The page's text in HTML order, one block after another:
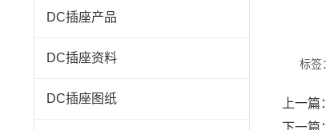
DC插座产品
DC插座资料
DC插座图纸
标签：
上一篇：